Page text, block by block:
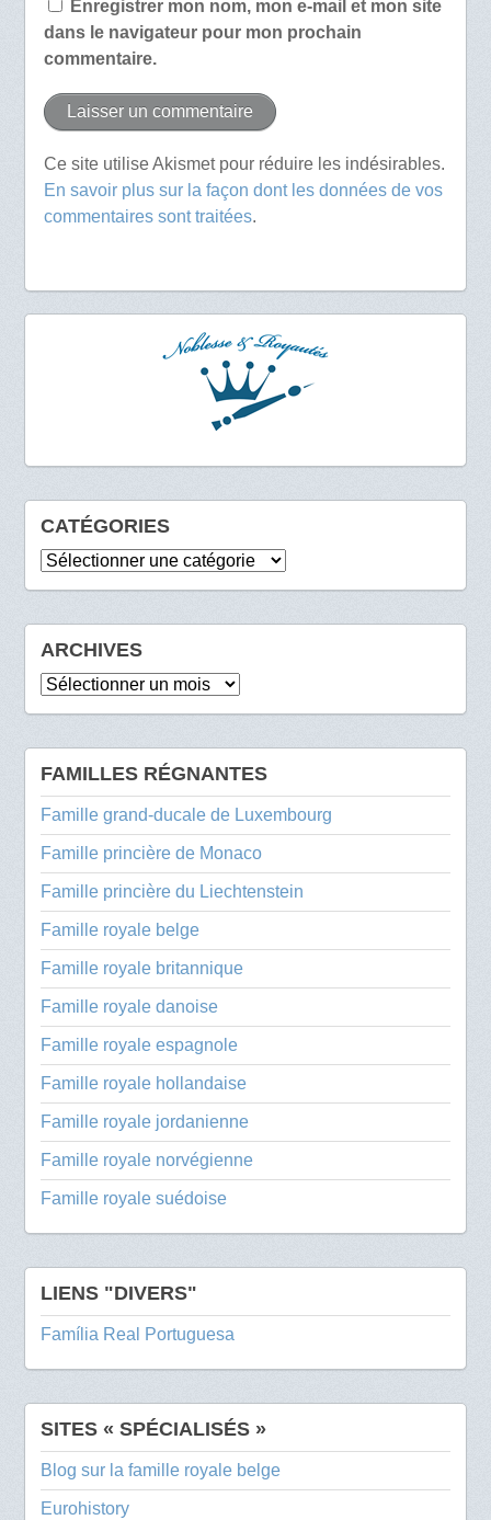
Enregistrer mon nom, mon e-mail et mon site
dans le navigateur pour mon prochain
commentaire.
Ce site utilise Akismet pour réduire les indésirables.
En savoir plus sur la façon dont les données de vos
commentaires sont traitées.
CATÉGORIES
Catégories
ARCHIVES
Archives
FAMILLES RÉGNANTES
Famille grand-ducale de Luxembourg
Famille princière de Monaco
Famille princière du Liechtenstein
Famille royale belge
Famille royale britannique
Famille royale danoise
Famille royale espagnole
Famille royale hollandaise
Famille royale jordanienne
Famille royale norvégienne
Famille royale suédoise
LIENS "DIVERS"
Família Real Portuguesa
SITES « SPÉCIALISÉS »
Blog sur la famille royale belge
Eurohistory